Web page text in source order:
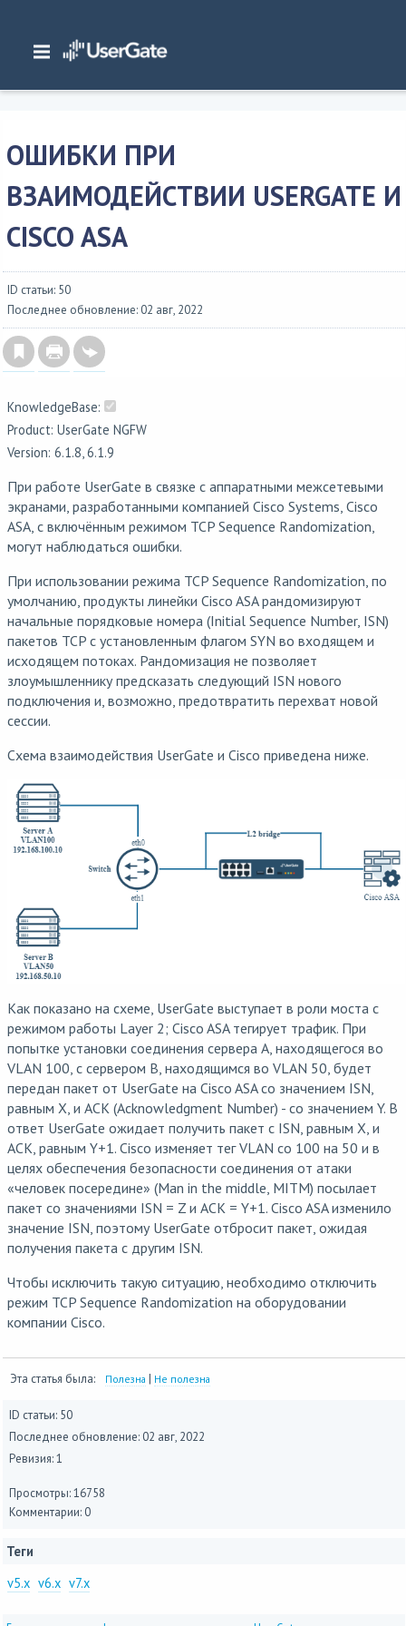
Главная/ Документация/Общие сведения
Взаимодействие со сторонними решениями
ОШИБКИ ПРИ
ВЗАИМОДЕЙСТВИИ USERGATE И
CISCO ASA
ID статьи: 50
Последнее обновление: 02 авг, 2022
KnowledgeBase:
Product: UserGate NGFW
Version: 6.1.8, 6.1.9
При работе UserGate в связке c аппаратными межсетевыми
экранами, разработанными компанией Cisco Systems, Cisco
ASA, с включённым режимом TCP Sequence Randomization,
могут наблюдаться ошибки.
При использовании режима TCP Sequence Randomization, по
умолчанию, продукты линейки Cisco ASA рандомизируют
начальные порядковые номера (Initial Sequence Number, ISN)
пакетов TCP с установленным флагом SYN во входящем и
исходящем потоках. Рандомизация не позволяет
злоумышленнику предсказать следующий ISN нового
подключения и, возможно, предотвратить перехват новой
сессии.
Схема взаимодействия UserGate и Cisco приведена ниже.
Как показано на схеме, UserGate выступает в роли моста с
режимом работы Layer 2; Cisco ASA тегирует трафик. При
попытке установки соединения сервера А, находящегося во
VLAN 100, с сервером B, находящимся во VLAN 50, будет
передан пакет от UserGate на Cisco ASA со значением ISN,
равным X, и ACK (Acknowledgment Number) - cо значением Y. В
ответ UserGate ожидает получить пакет с ISN, равным X, и
ACK, равным Y+1. Cisco изменяет тег VLAN со 100 на 50 и в
целях обеспечения безопасности соединения от атаки
«человек посередине» (Man in the middle, MITM) посылает
пакет со значениями ISN = Z и ACK = Y+1. Cisco ASA изменило
значение ISN, поэтому UserGate отбросит пакет, ожидая
получения пакета с другим ISN.
Чтобы исключить такую ситуацию, необходимо отключить
режим TCP Sequence Randomization на оборудовании
компании Cisco.
Эта статья была: Полезна | Не полезна
ID статьи: 50
Последнее обновление: 02 авг, 2022
Ревизия: 1
Просмотры: 16758
Комментарии: 0
Теги
v5.x v6.x v7.x